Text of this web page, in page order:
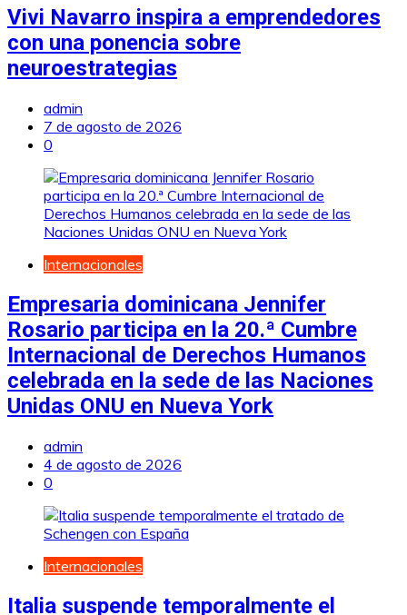
Vivi Navarro inspira a emprendedores
con una ponencia sobre
neuroestrategias
admin
7 de agosto de 2026
0
Internacionales
Empresaria dominicana Jennifer
Rosario participa en la 20.ª Cumbre
Internacional de Derechos Humanos
celebrada en la sede de las Naciones
Unidas ONU en Nueva York
admin
4 de agosto de 2026
0
Internacionales
Italia suspende temporalmente el